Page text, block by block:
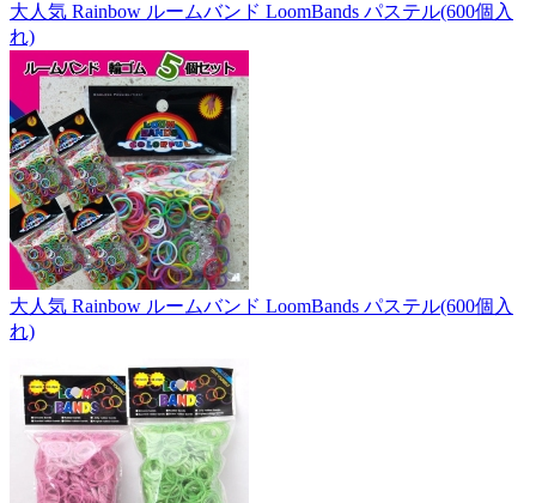
大人気 Rainbow ルームバンド LoomBands パステル(600個入
れ)
大人気 Rainbow ルームバンド LoomBands パステル(600個入
れ)